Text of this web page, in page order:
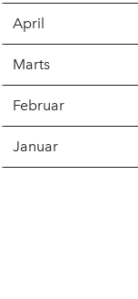
April
Marts
Februar
Januar